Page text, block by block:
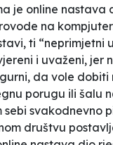
je online nastava
na
ti “neprimjetni
i uvaženi, jer
da vole dobiti
porugu ili šalu
svakodnevno
društvu